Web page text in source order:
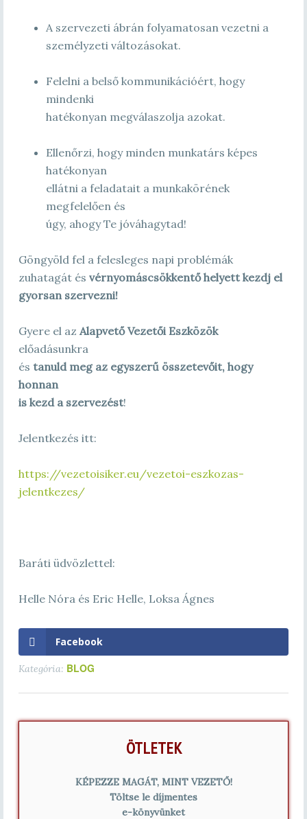
A szervezeti ábrán folyamatosan vezetni a
személyzeti változásokat.
Felelni a belső kommunikációért, hogy
mindenki
hatékonyan megválaszolja azokat.
Ellenőrzi, hogy minden munkatárs képes
hatékonyan
ellátni a feladatait a munkakörének
megfelelően és
úgy, ahogy Te jóváhagytad!
Göngyöld fel a felesleges napi problémák
zuhatagát és vérnyomáscsökkentő helyett kezdj el
gyorsan szervezni!
Gyere el az Alapvető Vezetői Eszközök
előadásunkra
és tanuld meg az egyszerű összetevőit, hogy
honnan
is kezd a szervezést!
Jelentkezés itt:
https://vezetoisiker.eu/vezetoi-eszkozas-
jelentkezes/
Baráti üdvözlettel:
Helle Nóra és Eric Helle, Loksa Ágnes
Facebook
Kategória: BLOG
ÖTLETEK
KÉPEZZE MAGÁT, MINT VEZETŐ!
Töltse le díjmentes
e-könyvünket